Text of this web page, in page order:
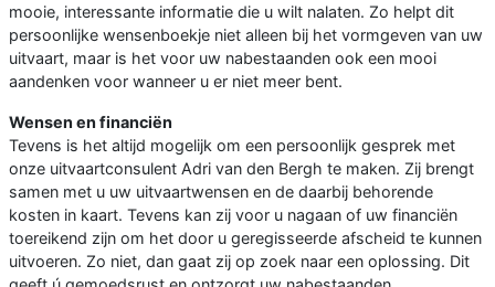
mooie, interessante informatie die u wilt nalaten. Zo helpt dit
persoonlijke wensenboekje niet alleen bij het vormgeven van uw
uitvaart, maar is het voor uw nabestaanden ook een mooi
aandenken voor wanneer u er niet meer bent.
Wensen en financiën
Tevens is het altijd mogelijk om een persoonlijk gesprek met
onze uitvaartconsulent Adri van den Bergh te maken. Zij brengt
samen met u uw uitvaartwensen en de daarbij behorende
kosten in kaart. Tevens kan zij voor u nagaan of uw financiën
toereikend zijn om het door u geregisseerde afscheid te kunnen
uitvoeren. Zo niet, dan gaat zij op zoek naar een oplossing. Dit